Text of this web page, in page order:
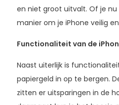
en niet groot uitvalt. Of je
manier om je iPhone veilig
Functionaliteit van de
Naast uiterlijk is
papiergeld in op te bergen.
zitten er uitsparingen in de